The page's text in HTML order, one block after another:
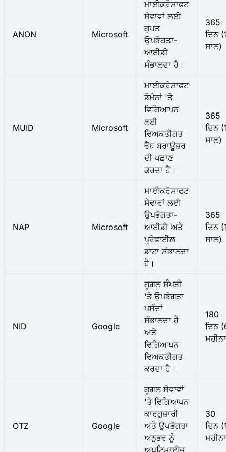
ANON Microsoft
ਮਾਈਕਰੋਸਾਫਟ
ਸੇਵਾਵਾਂ ਲਈ
ਗੁਪਤ
ਉਪਭੋਗਤਾ-
ਆਈਡੀ
ਸੰਭਾਲਦਾ ਹੈ।
365
ਦਿਨ
ਸਾਲ)
MUID Microsoft
ਮਾਈਕਰੋਸਾਫਟ
ਡੋਮੇਨਾਂ 'ਤੇ
ਵਿਗਿਆਪਨ
ਲਈ
ਵਿਅਕਤੀਗਤ
ਵੈੱਬ ਬਰਾਊਜ਼ਰ
ਦੀ ਪਛਾਣ
ਕਰਦਾ ਹੈ।
365
ਦਿਨ
ਸਾਲ)
NAP Microsoft
ਮਾਈਕਰੋਸਾਫਟ
ਸੇਵਾਵਾਂ ਲਈ
ਉਪਭੋਗਤਾ-
ਆਈਡੀ ਅਤੇ
ਪ੍ਰੋਫਾਈਲ
ਡਾਟਾ ਸੰਭਾਲਦਾ
ਹੈ।
365
ਦਿਨ
ਸਾਲ)
NID Google
ਗੂਗਲ ਸੰਪਤੀ
'ਤੇ ਉਪਭੋਗਤਾ
ਪਸੰਦਾਂ
ਸੰਭਾਲਦਾ ਹੈ
ਅਤੇ
ਵਿਗਿਆਪਨ
ਵਿਅਕਤੀਗਤ
ਕਰਦਾ ਹੈ।
180
ਦਿਨ
OTZ Google
ਗੂਗਲ ਸੇਵਾਵਾਂ
'ਤੇ ਵਿਗਿਆਪਨ
ਕਾਰਗੁਜ਼ਾਰੀ
ਅਤੇ ਉਪਭੋਗਤਾ
ਅਨੁਭਵ ਨੂੰ
ਅਪਟਿਮਾਈਜ਼
30
ਦਿਨ